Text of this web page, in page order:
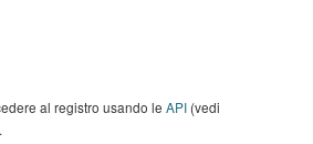
al registro usando le API (vedi